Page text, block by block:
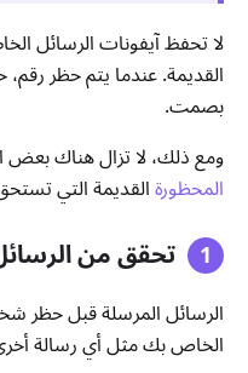
لا تحفظ آيفونات الرسائل
القديمة. عندما يتم حظر
بصمت.
ومع ذلك، لا تزال هناك بعض
المحظورةالقديمة التي
تحقق من
الرسائل المرسلة قبل حظر
الخاص بك مثل أي رسالة